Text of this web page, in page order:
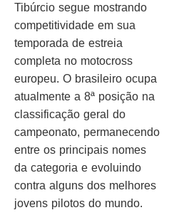
Tibúrcio segue mostrando
competitividade em sua
temporada de estreia
completa no motocross
europeu. O brasileiro ocupa
atualmente a 8ª posição na
classificação geral do
campeonato, permanecendo
entre os principais nomes
da categoria e evoluindo
contra alguns dos melhores
jovens pilotos do mundo.